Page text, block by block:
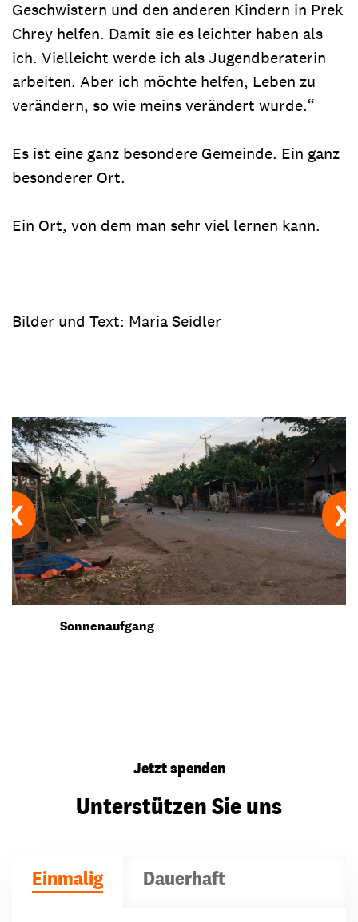
Geschwistern und den anderen Kindern in Prek
Chrey helfen. Damit sie es leichter haben als
ich. Vielleicht werde ich als Jugendberaterin
arbeiten. Aber ich möchte helfen, Leben zu
verändern, so wie meins verändert wurde.“
Es ist eine ganz besondere Gemeinde. Ein ganz
besonderer Ort.
Ein Ort, von dem man sehr viel lernen kann.
Bilder und Text: Maria Seidler
Sonnenaufgang
Jetzt spenden
Unterstützen Sie uns
Einmalig Dauerhaft